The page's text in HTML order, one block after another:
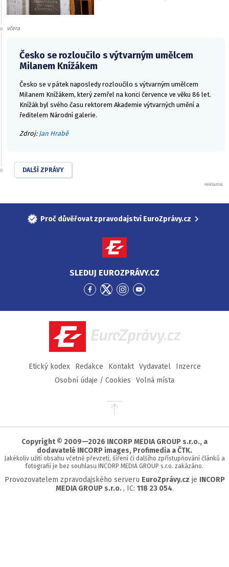
včera
Česko se rozloučilo s výtvarným umělcem
Milanem Knížákem
Česko se v pátek naposledy rozloučilo s výtvarným umělcem
Milanem Knížákem, který zemřel na konci července ve věku 86 let.
Knížák byl svého času rektorem Akademie výtvarných umění a
ředitelem Národní galerie.
Zdroj: Jan Hrabě
DALŠÍ ZPRÁVY
Proč důvěřovat zpravodajství EuroZprávy.cz
SLEDUJ EUROZPRÁVY.CZ
Přejít
Facebook
Přejít
Twitter
Přejít
Instagram
Přejít
YouTube
EuroZprávy.cz
Etický kodex Redakce Kontakt Vydavatel
Inzerce
Osobní údaje / Cookies
Volná místa
Přejít
stránky
Copyright © 2009—2026 INCORP MEDIA GROUP s.r.o., a
dodavatelé INCORP images, Profimedia a ČTK.
Jakékoliv užití obsahu včetně převzetí, šíření či dalšího zpřístupňování článků a
fotografií je bez souhlasu INCORP MEDIA GROUP s.r.o. zakázáno.
Provozovatelem zpravodajského serveru EuroZprávy.cz je INCORP
MEDIA GROUP s.r.o. , IC: 118 23 054.